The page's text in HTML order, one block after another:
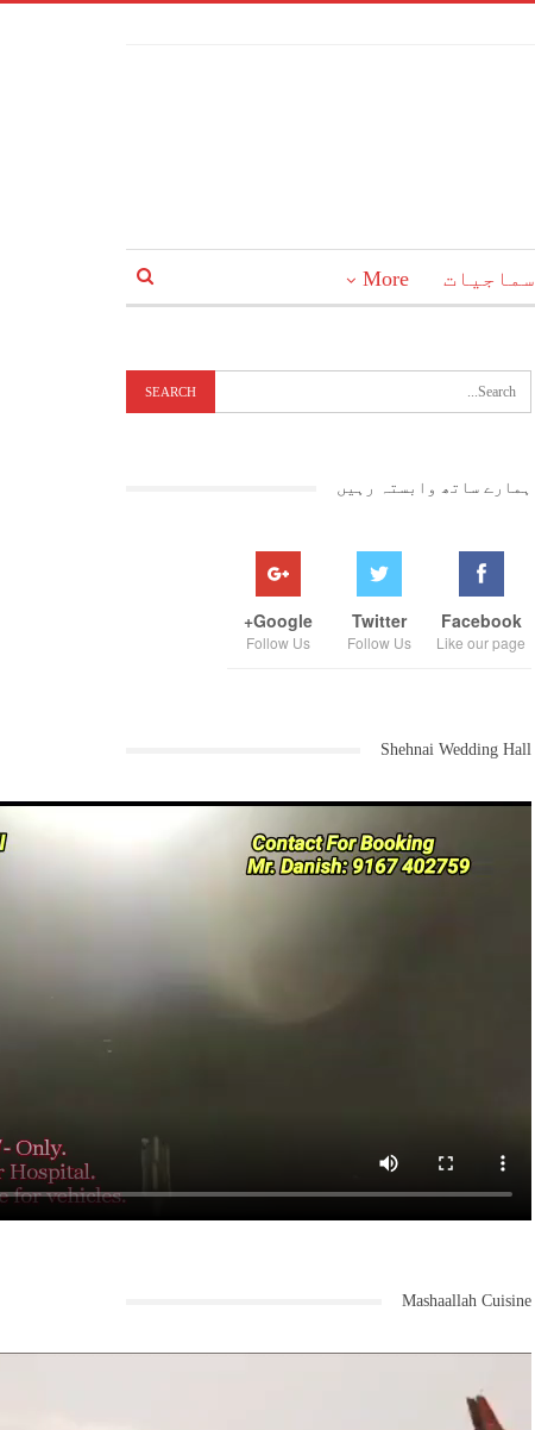
سماجیات More
ہمارے ساتھ وابستہ رہیں
Facebook
Like our page
Twitter
Follow Us
Google+
Follow Us
Shehnai Wedding Hall
Mashaallah Cuisine